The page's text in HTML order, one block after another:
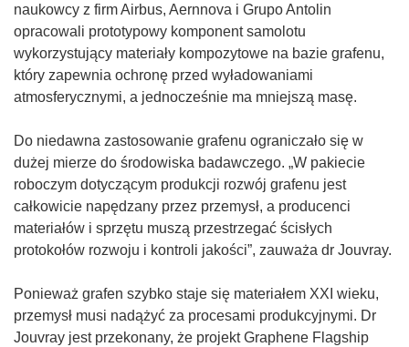
naukowcy z firm Airbus, Aernnova i Grupo Antolin
opracowali prototypowy komponent samolotu
wykorzystujący materiały kompozytowe na bazie grafenu,
który zapewnia ochronę przed wyładowaniami
atmosferycznymi, a jednocześnie ma mniejszą masę.
Do niedawna zastosowanie grafenu ograniczało się w
dużej mierze do środowiska badawczego. „W pakiecie
roboczym dotyczącym produkcji rozwój grafenu jest
całkowicie napędzany przez przemysł, a producenci
materiałów i sprzętu muszą przestrzegać ścisłych
protokołów rozwoju i kontroli jakości”, zauważa dr Jouvray.
Ponieważ grafen szybko staje się materiałem XXI wieku,
przemysł musi nadążyć za procesami produkcyjnymi. Dr
Jouvray jest przekonany, że projekt Graphene Flagship